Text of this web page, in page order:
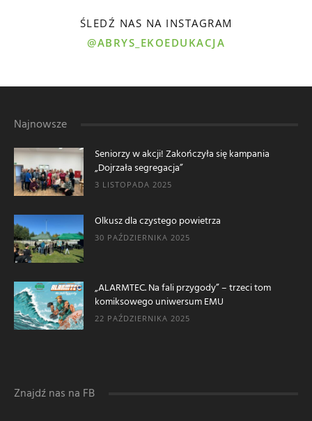
ŚLEDŹ NAS NA INSTAGRAM
@ABRYS_EKOEDUKACJA
Najnowsze
Seniorzy w akcji! Zakończyła się kampania
„Dojrzała segregacja”
3 LISTOPADA 2025
Olkusz dla czystego powietrza
30 PAŹDZIERNIKA 2025
„ALARMTEC. Na fali przygody” – trzeci tom
komiksowego uniwersum EMU
22 PAŹDZIERNIKA 2025
Znajdź nas na FB